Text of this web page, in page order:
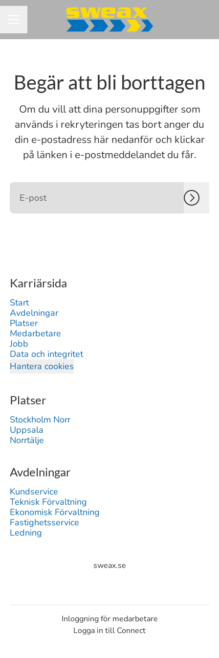
Begär att bli borttagen
Om du vill att dina personuppgifter som
används i rekryteringen tas bort anger du
din e-postadress här nedanför och klickar
på länken i e-postmeddelandet du får.
Karriärsida
Start
Avdelningar
Platser
Medarbetare
Jobb
Data och integritet
Hantera cookies
Platser
Stockholm Norr
Uppsala
Norrtälje
Avdelningar
Kundservice
Teknisk Förvaltning
Ekonomisk Förvaltning
Fastighetsservice
Ledning
sweax.se
Inloggning för medarbetare
Logga in till Connect